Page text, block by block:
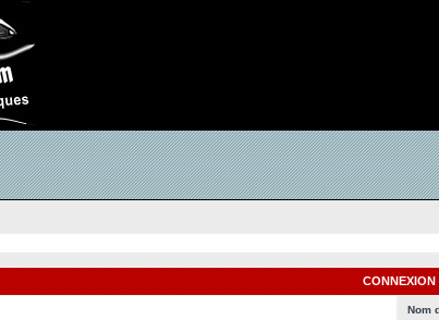
CONNEXION
Nom